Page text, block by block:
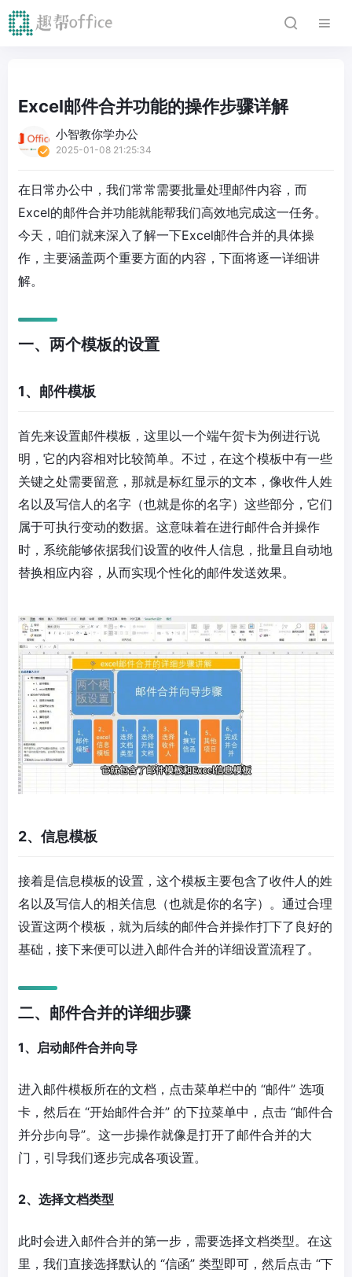
Excel邮件合并功能的操作步骤详解
小智教你学办公
2025-01-08 21:25:34
在日常办公中，我们常常需要批量处理邮件内容，而
Excel的邮件合并功能就能帮我们高效地完成这一任务。
今天，咱们就来深入了解一下Excel邮件合并的具体操
作，主要涵盖两个重要方面的内容，下面将逐一详细讲
解。
一、两个模板的设置
1、邮件模板
首先来设置邮件模板，这里以一个端午贺卡为例进行说
明，它的内容相对比较简单。不过，在这个模板中有一些
关键之处需要留意，那就是标红显示的文本，像收件人姓
名以及写信人的名字（也就是你的名字）这些部分，它们
属于可执行变动的数据。这意味着在进行邮件合并操作
时，系统能够依据我们设置的收件人信息，批量且自动地
替换相应内容，从而实现个性化的邮件发送效果。
2、信息模板
接着是信息模板的设置，这个模板主要包含了收件人的姓
名以及写信人的相关信息（也就是你的名字）。通过合理
设置这两个模板，就为后续的邮件合并操作打下了良好的
基础，接下来便可以进入邮件合并的详细设置流程了。
二、邮件合并的详细步骤
1、启动邮件合并向导
进入邮件模板所在的文档，点击菜单栏中的 “邮件” 选项
卡，然后在 “开始邮件合并” 的下拉菜单中，点击 “邮件合
并分步向导”。这一步操作就像是打开了邮件合并的大
门，引导我们逐步完成各项设置。
2、选择文档类型
此时会进入邮件合并的第一步，需要选择文档类型。在这
里，我们直接选择默认的 “信函” 类型即可，然后点击 “下